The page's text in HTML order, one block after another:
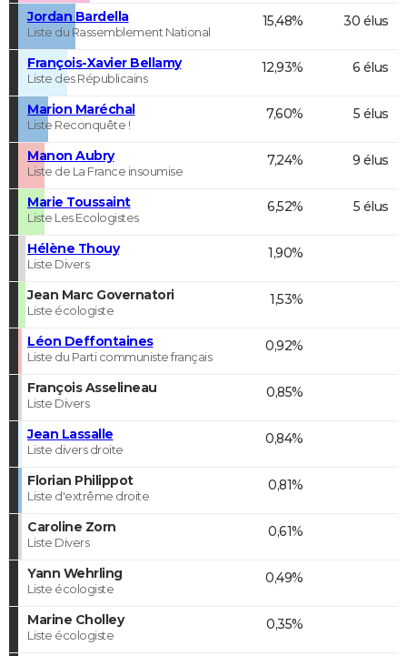
Jordan Bardella
Liste du Rassemblement National
15,48% 30 élus
François-Xavier Bellamy
Liste des Républicains
12,93% 6 élus
Marion Maréchal
Liste Reconquête !
7,60% 5 élus
Manon Aubry
Liste de La France insoumise
7,24% 9 élus
Marie Toussaint
Liste Les Ecologistes
6,52% 5 élus
Hélène Thouy
Liste Divers
1,90%
Jean Marc Governatori
Liste écologiste
1,53%
Léon Deffontaines
Liste du Parti communiste français
0,92%
François Asselineau
Liste Divers
0,85%
Jean Lassalle
Liste divers droite
0,84%
Florian Philippot
Liste d'extrême droite
0,81%
Caroline Zorn
Liste Divers
0,61%
Yann Wehrling
Liste écologiste
0,49%
Marine Cholley
Liste écologiste
0,35%